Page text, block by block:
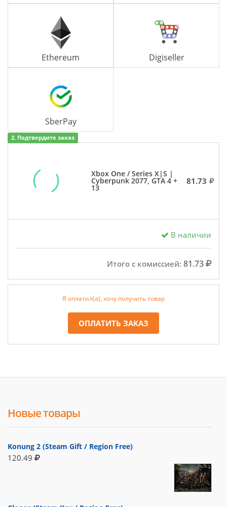
Ethereum Digiseller
SberPay
2. Подтвердите заказ
Xbox One / Series X|S |
Cyberpunk 2077, GTA 4 +
13
81.73
В наличии
Итого с комиссией: 81.73
Я оплатил(а), хочу получить товар
ОПЛАТИТЬ ЗАКАЗ
Новые товары
Konung 2 (Steam Gift / Region Free)
120.49